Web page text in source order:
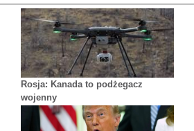
Rosja: Kanada to podżegacz
wojenny